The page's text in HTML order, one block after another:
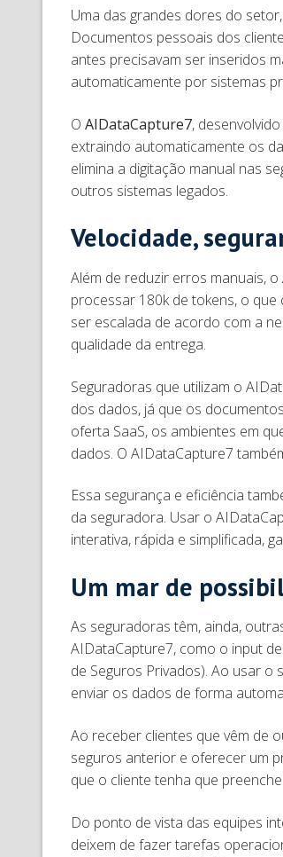
Uma das grandes dores do
Documentos pessoais dos
antes precisavam ser inseridos
automaticamente por sistemas
O AIDataCapture7,
extraindo automaticamente os
elimina a digitação manual nas
outros sistemas legados.
Velocidade,
Além de reduzir erros manuais, o
processar 180k de tokens, o
ser escalada de acordo com a
qualidade da entrega.
Seguradoras que utilizam o
dos dados, já que os
oferta SaaS, os ambientes em
dados. O AIDataCapture7
Essa segurança e eficiência
da seguradora. Usar o
interativa, rápida e simplificada,
Um mar de
As seguradoras têm, ainda,
AIDataCapture7, como o input
de Seguros Privados). Ao usar
enviar os dados de forma
Ao receber clientes que vêm de
seguros anterior e oferecer um
que o cliente tenha que
Do ponto de vista das equipes
deixem de fazer tarefas